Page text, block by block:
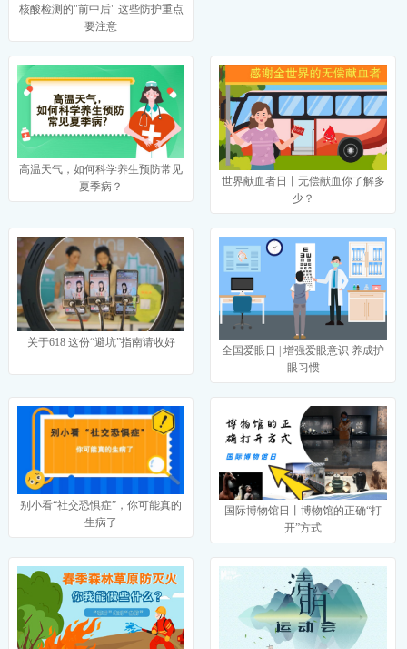
核酸检测的"前中后" 这些防护重点
要注意
高温天气，如何科学养生预防常见
夏季病？
世界献血者日丨无偿献血你了解多
少？
关于618 这份“避坑”指南请收好
全国爱眼日 | 增强爱眼意识 养成护
眼习惯
别小看“社交恐惧症”，你可能真的
生病了
国际博物馆日丨博物馆的正确“打
开”方式